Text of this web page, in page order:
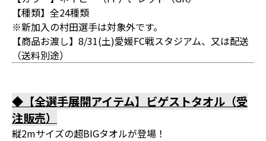
【種類】全24種類
※新加入の村田選手は対象外です。
【商品お渡し】8/31(土)愛媛FC戦スタジアム、又は配送
（送料別途）
◆【全選手展開アイテム】ビゲストタオル（受
注販売）
縦2mサイズの超BIGタオルが登場！